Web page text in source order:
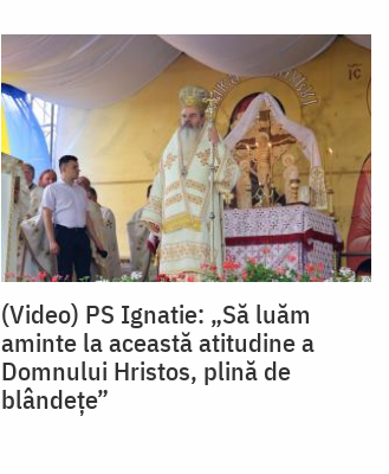
(Video) PS Ignatie: „Să luăm
aminte la această atitudine a
Domnului Hristos, plină de
blândețe”